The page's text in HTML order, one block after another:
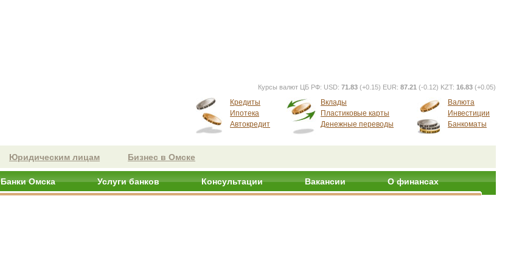
Курсы валют ЦБ РФ: USD: 71.83 (+0.15) EUR: 87.21 (-0.12) KZT: 16.83 (+0.05)
Кредиты
Ипотека
Автокредит
Вклады
Пластиковые карты
Денежные переводы
Валюта
Инвестиции
Банкоматы
Юридическим лицам Бизнес в Омске
Банки Омска Услуги банков Консультации Вакансии О финансах